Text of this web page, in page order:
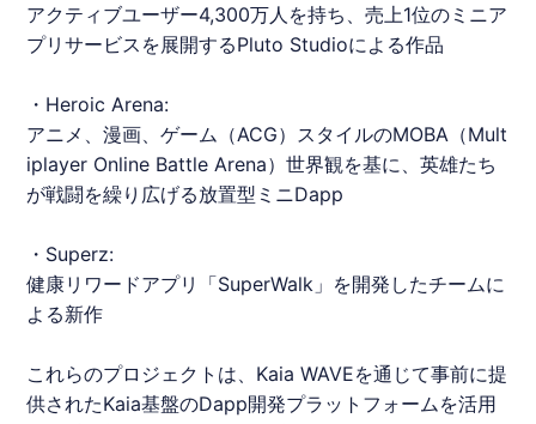
アクティブユーザー4,300万人を持ち、売上1位のミニア
プリサービスを展開するPluto Studioによる作品
・Heroic Arena:
アニメ、漫画、ゲーム（ACG）スタイルのMOBA（Mult
iplayer Online Battle Arena）世界観を基に、英雄たち
が戦闘を繰り広げる放置型ミニDapp
・Superz:
健康リワードアプリ「SuperWalk」を開発したチームに
よる新作
これらのプロジェクトは、Kaia WAVEを通じて事前に提
供されたKaia基盤のDapp開発プラットフォームを活用